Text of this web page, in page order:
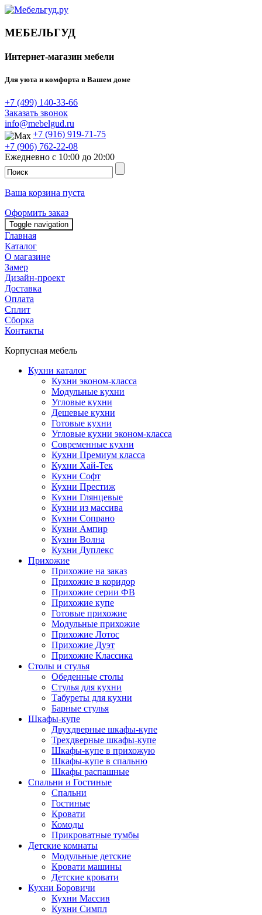
МЕБЕЛЬГУД
Интернет-магазин мебели
Для уюта и комфорта в Вашем доме
+7 (499) 140-33-66
Заказать звонок
info@mebelgud.ru
+7 (916) 919-71-75
+7 (906) 762-22-08
Ежедневно с 10:00 до 20:00
Ваша корзина пуста
Оформить заказ
Toggle navigation
Главная
Каталог
О магазине
Замер
Дизайн-проект
Доставка
Оплата
Сплит
Сборка
Контакты
Корпусная мебель
Кухни каталог
Кухни эконом-класса
Модульные кухни
Угловые кухни
Дешевые кухни
Готовые кухни
Угловые кухни эконом-класса
Современные кухни
Кухни Премиум класса
Кухни Хай-Тек
Кухни Софт
Кухни Престиж
Кухни Глянцевые
Кухни из массива
Кухни Сопрано
Кухни Ампир
Кухни Волна
Кухни Дуплекс
Прихожие
Прихожие на заказ
Прихожие в коридор
Прихожие серии ФВ
Прихожие купе
Готовые прихожие
Модульные прихожие
Прихожие Лотос
Прихожие Дуэт
Прихожие Классика
Столы и стулья
Обеденные столы
Стулья для кухни
Табуреты для кухни
Барные стулья
Шкафы-купе
Двухдверные шкафы-купе
Трехдверные шкафы-купе
Шкафы-купе в прихожую
Шкафы-купе в спальню
Шкафы распашные
Спальни и Гостиные
Спальни
Гостиные
Кровати
Комоды
Прикроватные тумбы
Детские комнаты
Модульные детские
Кровати машины
Детские кровати
Кухни Боровичи
Кухни Массив
Кухни Симпл